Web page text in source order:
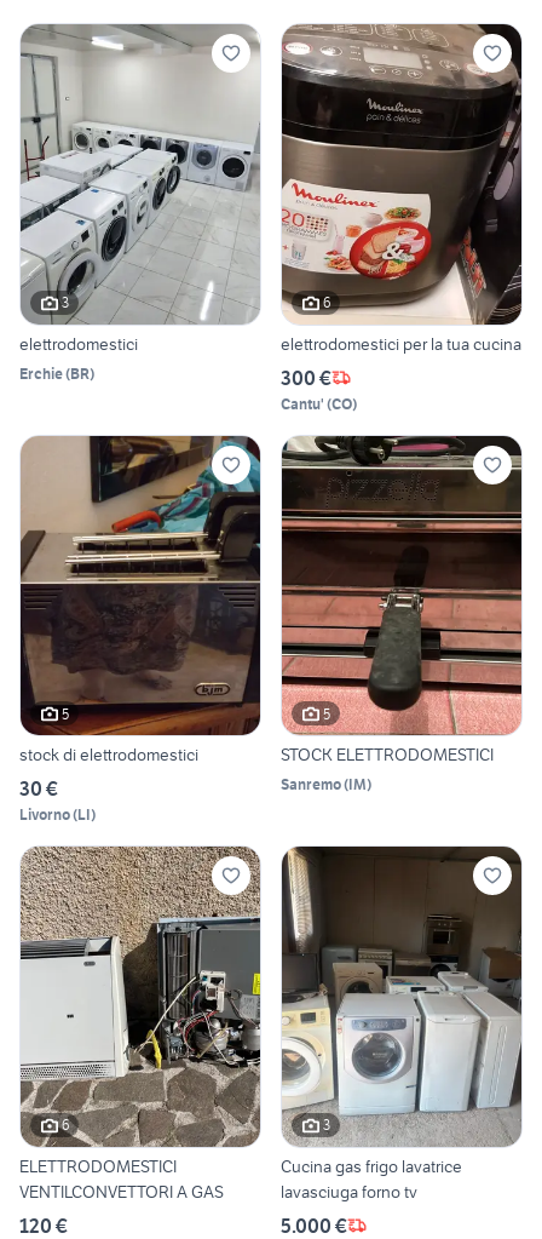
3
elettrodomestici
Erchie(BR)
6
elettrodomestici per la tua cucina
300 €
Cantu' (CO)
5
stock di elettrodomestici
30 €
Livorno(LI)
5
STOCK ELETTRODOMESTICI
Sanremo(IM)
6
ELETTRODOMESTICI
VENTILCONVETTORI A GAS
120 €
3
Cucina gas frigo lavatrice
lavasciuga forno tv
5.000 €